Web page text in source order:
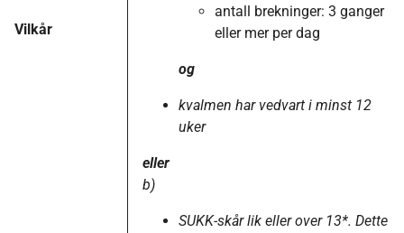
Vilkår
antall brekninger: 3 ganger
eller mer per dag
og
kvalmen har vedvart i minst 12
uker
eller
b)
SUKK-skår lik eller over 13*. Dette